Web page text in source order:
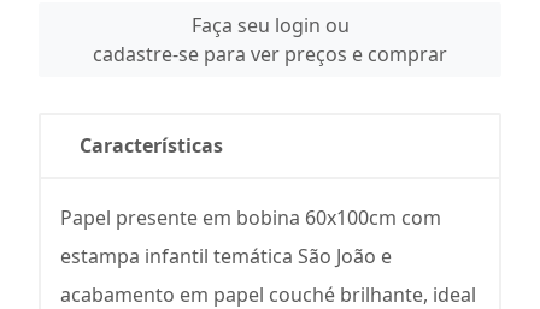
Faça seu login ou
cadastre-se para ver preços e comprar
Características
Papel presente em bobina 60x100cm com
estampa infantil temática São João e
acabamento em papel couché brilhante, ideal